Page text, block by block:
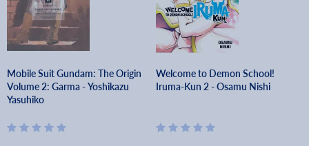
Mobile Suit Gundam: The Origin
Volume 2: Garma - Yoshikazu
Yasuhiko
Welcome to Demon School!
Iruma-Kun 2 - Osamu Nishi